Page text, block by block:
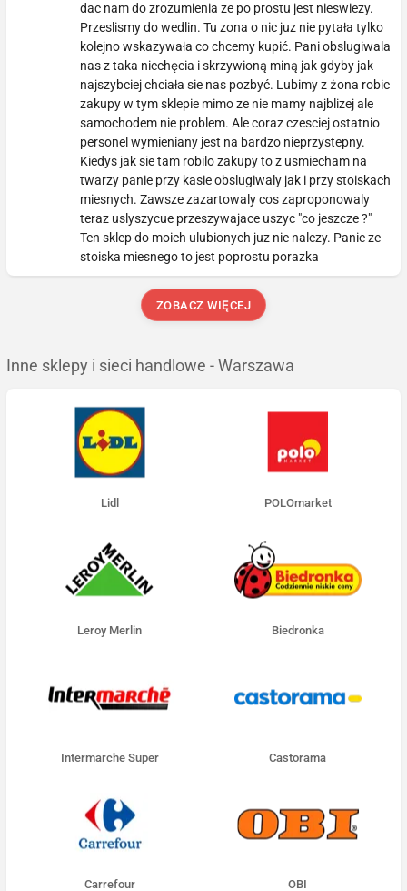
dac nam do zrozumienia ze po prostu jest nieswiezy.
Przeslismy do wedlin. Tu zona o nic juz nie pytała tylko
kolejno wskazywała co chcemy kupić. Pani obslugiwala
nas z taka niechęcia i skrzywioną miną jak gdyby jak
najszybciej chciała sie nas pozbyć. Lubimy z żona robic
zakupy w tym sklepie mimo ze nie mamy najblizej ale
samochodem nie problem. Ale coraz czesciej ostatnio
personel wymieniany jest na bardzo nieprzystepny.
Kiedys jak sie tam robilo zakupy to z usmiecham na
twarzy panie przy kasie obslugiwaly jak i przy stoiskach
miesnych. Zawsze zazartowaly cos zaproponowaly
teraz uslyszycue przeszywajace uszyc "co jeszcze ?"
Ten sklep do moich ulubionych juz nie nalezy. Panie ze
stoiska miesnego to jest poprostu porazka
ZOBACZ WIĘCEJ
Inne sklepy i sieci handlowe - Warszawa
Lidl POLOmarket
Leroy Merlin Biedronka
Intermarche Super Castorama
Carrefour OBI